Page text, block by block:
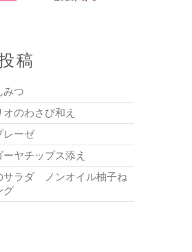
稿
みつ
のわさび和え
レーゼ
ヤチップス添え
サラダ ノンオイル柚子ね
グ